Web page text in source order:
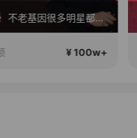
不老基因很多明星都在用，好评率高于同行96%
¥ 100w+